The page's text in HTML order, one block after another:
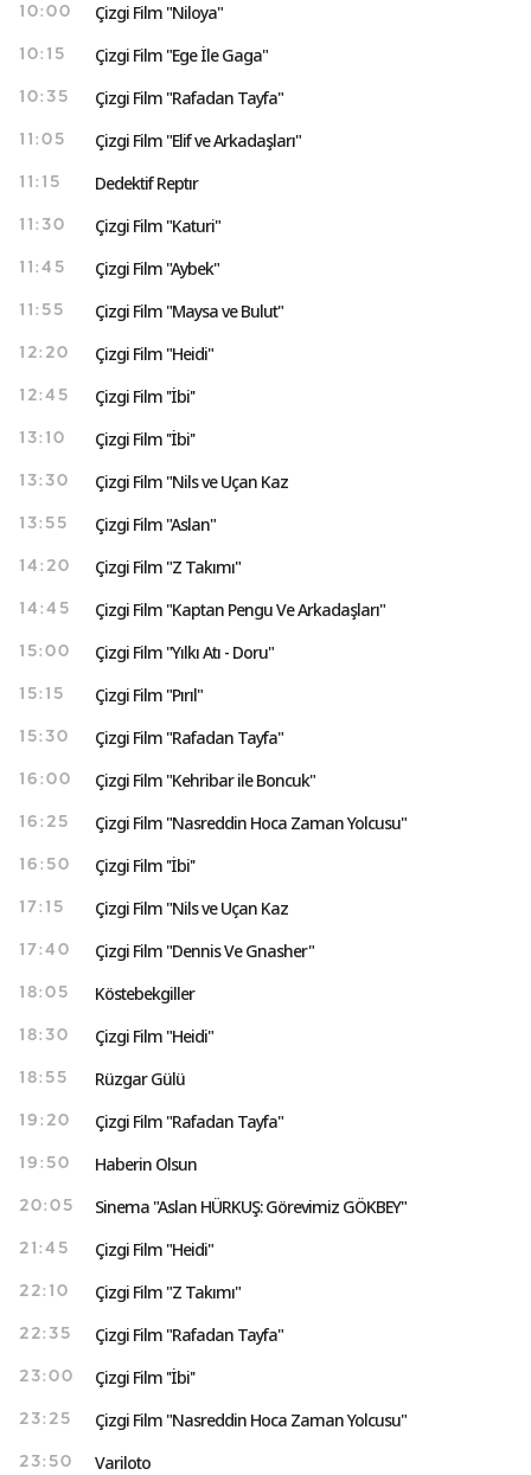
10:00 Çizgi Film "Niloya"
10:15 Çizgi Film "Ege İle Gaga"
10:35 Çizgi Film "Rafadan Tayfa"
11:05 Çizgi Film "Elif ve Arkadaşları"
11:15 Dedektif Reptır
11:30 Çizgi Film "Katuri"
11:45 Çizgi Film "Aybek"
11:55 Çizgi Film "Maysa ve Bulut"
12:20 Çizgi Film "Heidi"
12:45 Çizgi Film ''İbi''
13:10 Çizgi Film ''İbi''
13:30 Çizgi Film "Nils ve Uçan Kaz
13:55 Çizgi Film "Aslan"
14:20 Çizgi Film "Z Takımı"
14:45 Çizgi Film "Kaptan Pengu Ve Arkadaşları"
15:00 Çizgi Film "Yılkı Atı - Doru"
15:15 Çizgi Film "Pırıl"
15:30 Çizgi Film "Rafadan Tayfa"
16:00 Çizgi Film "Kehribar ile Boncuk"
16:25 Çizgi Film "Nasreddin Hoca Zaman Yolcusu"
16:50 Çizgi Film ''İbi''
17:15 Çizgi Film "Nils ve Uçan Kaz
17:40 Çizgi Film "Dennis Ve Gnasher"
18:05 Köstebekgiller
18:30 Çizgi Film "Heidi"
18:55 Rüzgar Gülü
19:20 Çizgi Film "Rafadan Tayfa"
19:50 Haberin Olsun
20:05 Sinema "Aslan HÜRKUŞ: Görevimiz GÖKBEY"
21:45 Çizgi Film "Heidi"
22:10 Çizgi Film "Z Takımı"
22:35 Çizgi Film "Rafadan Tayfa"
23:00 Çizgi Film ''İbi''
23:25 Çizgi Film "Nasreddin Hoca Zaman Yolcusu"
23:50 Variloto